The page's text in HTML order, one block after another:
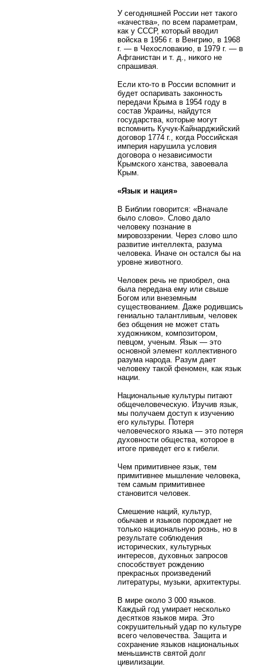
У сегодняшней России нет такого
«качества», по всем параметрам,
как у СССР, который вводил
войска в 1956 г. в Венгрию, в 1968
г. — в Чехословакию, в 1979 г. — в
Афганистан и т. д., никого не
спрашивая.
Если кто-то в России вспомнит и
будет оспаривать законность
передачи Крыма в 1954 году в
состав Украины, найдутся
государства, которые могут
вспомнить Кучук-Кайнарджийский
договор 1774 г., когда Российская
империя нарушила условия
договора о независимости
Крымского ханства, завоевала
Крым.
«Язык и нация»
В Библии говорится: «Вначале
было слово». Слово дало
человеку познание в
мировоззрении. Через слово шло
развитие интеллекта, разума
человека. Иначе он остался бы на
уровне животного.
Человек речь не приобрел, она
была передана ему или свыше
Богом или внеземным
существованием. Даже родившись
гениально талантливым, человек
без общения не может стать
художником, композитором,
певцом, ученым. Язык — это
основной элемент коллективного
разума народа. Разум дает
человеку такой феномен, как язык
нации.
Национальные культуры питают
общечеловеческую. Изучив язык,
мы получаем доступ к изучению
его культуры. Потеря
человеческого языка — это потеря
духовности общества, которое в
итоге приведет его к гибели.
Чем примитивнее язык, тем
примитивнее мышление человека,
тем самым примитивнее
становится человек.
Смешение наций, культур,
обычаев и языков порождает не
только национальную рознь, но в
результате соблюдения
исторических, культурных
интересов, духовных запросов
способствует рождению
прекрасных произведений
литературы, музыки, архитектуры.
В мире около 3 000 языков.
Каждый год умирает несколько
десятков языков мира. Это
сокрушительный удар по культуре
всего человечества. Защита и
сохранение языков национальных
меньшинств святой долг
цивилизации.